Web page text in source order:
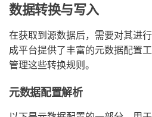
数据转换与写入
在获取到源数据后，需要对其进
成平台提供了丰富的元数据配置
管理这些转换规则。
元数据配置解析